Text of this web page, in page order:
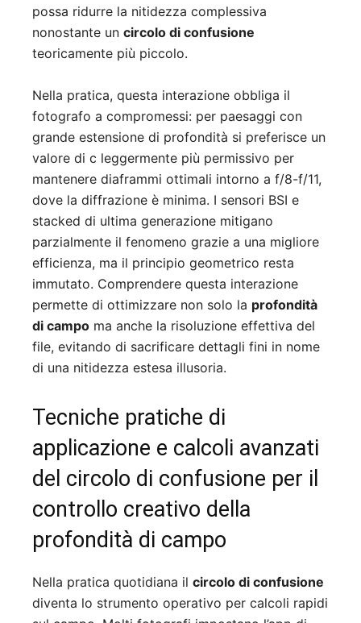
possa ridurre la nitidezza complessiva
nonostante un circolo di confusione
teoricamente più piccolo.
Nella pratica, questa interazione obbliga il
fotografo a compromessi: per paesaggi con
grande estensione di profondità si preferisce un
valore di c leggermente più permissivo per
mantenere diaframmi ottimali intorno a f/8-f/11,
dove la diffrazione è minima. I sensori BSI e
stacked di ultima generazione mitigano
parzialmente il fenomeno grazie a una migliore
efficienza, ma il principio geometrico resta
immutato. Comprendere questa interazione
permette di ottimizzare non solo la profondità
di campo ma anche la risoluzione effettiva del
file, evitando di sacrificare dettagli fini in nome
di una nitidezza estesa illusoria.
Tecniche pratiche di
applicazione e calcoli avanzati
del circolo di confusione per il
controllo creativo della
profondità di campo
Nella pratica quotidiana il circolo di confusione
diventa lo strumento operativo per calcoli rapidi